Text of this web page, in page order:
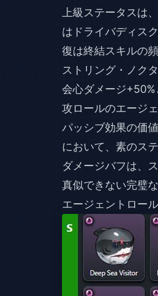
上級ステータスは
はドライバディス
復は終結スキルの
ストリング・ノク
会心ダメージ
攻ロールのエージ
パッシブ効果の価
において、素のス
ダメージバフは、
真似できない完璧
エージェントロー